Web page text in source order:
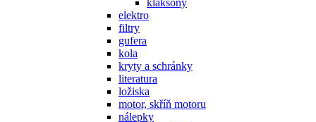
elektro
filtry
gufera
kola
kryty a schránky
literatura
ložiska
motor, skříň motoru
nálepky